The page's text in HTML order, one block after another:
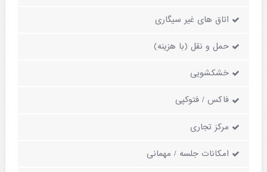
اتاق های غیر سیگاری
حمل و نقل (با هزینه)
خشکشویی
فاکس / فتوکپی
مرکز تجاری
امکانات جلسه / مهمانی